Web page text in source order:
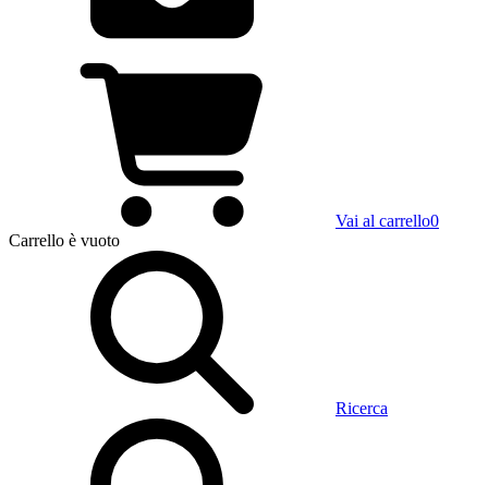
Vai al carrello0
Carrello è vuoto
Ricerca